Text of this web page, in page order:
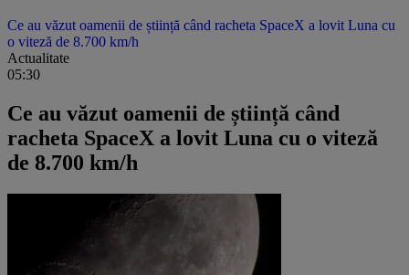
Ce au văzut oamenii de știință când racheta SpaceX a lovit Luna cu
o viteză de 8.700 km/h
Actualitate
05:30
Ce au văzut oamenii de știință când
racheta SpaceX a lovit Luna cu o viteză
de 8.700 km/h